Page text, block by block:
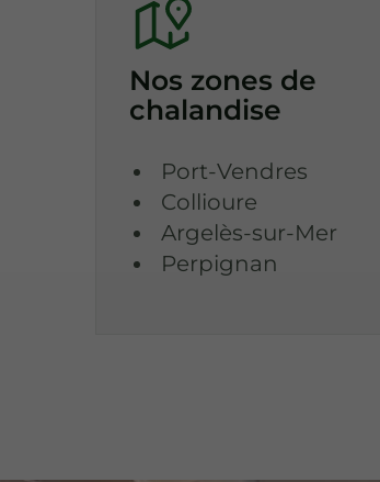
Nos zones de
chalandise
Port-Vendres
Collioure
Argelès-sur-Mer
Perpignan